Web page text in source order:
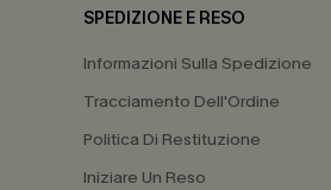
SPEDIZIONE E RESO
Informazioni Sulla Spedizione
Tracciamento Dell'Ordine
Politica Di Restituzione
Iniziare Un Reso